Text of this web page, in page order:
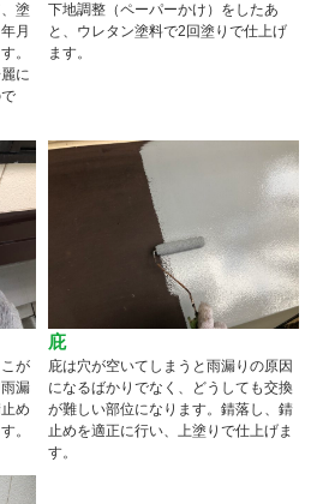
塗
月
。
に
下地調整（ペーパーかけ）をしたあ
と、ウレタン塗料で2回塗りで仕上げ
ます。
が
漏
め
。
庇
庇は穴が空いてしまうと雨漏りの原因
になるばかりでなく、どうしても交換
が難しい部位になります。錆落し、錆
止めを適正に行い、上塗りで仕上げま
す。